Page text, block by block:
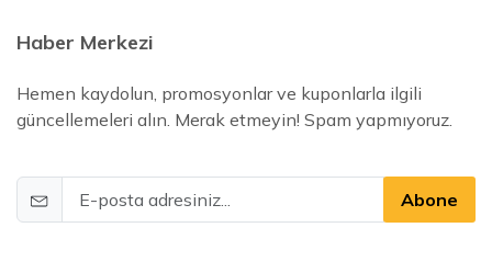
Haber Merkezi
Hemen kaydolun, promosyonlar ve kuponlarla ilgili
güncellemeleri alın. Merak etmeyin! Spam yapmıyoruz.
Abone